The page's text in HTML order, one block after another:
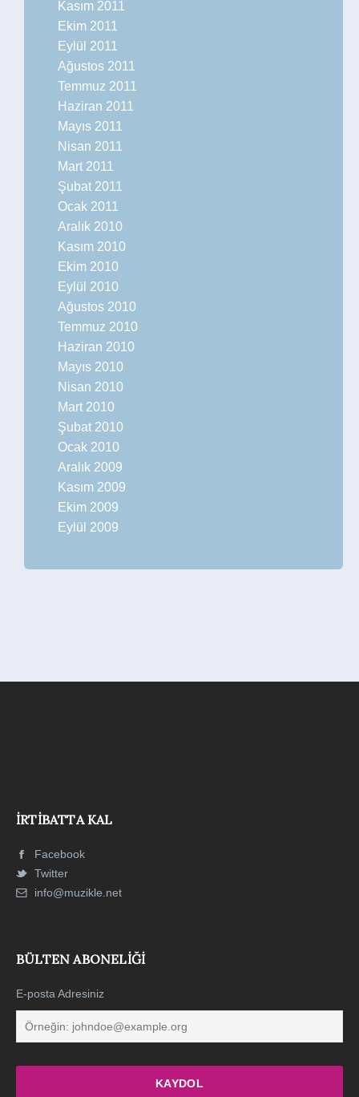
Kasım 2011
Ekim 2011
Eylül 2011
Ağustos 2011
Temmuz 2011
Haziran 2011
Mayıs 2011
Nisan 2011
Mart 2011
Şubat 2011
Ocak 2011
Aralık 2010
Kasım 2010
Ekim 2010
Eylül 2010
Ağustos 2010
Temmuz 2010
Haziran 2010
Mayıs 2010
Nisan 2010
Mart 2010
Şubat 2010
Ocak 2010
Aralık 2009
Kasım 2009
Ekim 2009
Eylül 2009
İRTIBATTA KAL
Facebook
Twitter
info@muzikle.net
BÜLTEN ABONELIĞI
E-posta Adresiniz